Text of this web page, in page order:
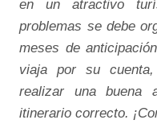
en un atractivo
problemas se debe
meses de
viaja por su
realizar una buena
itinerario correcto.